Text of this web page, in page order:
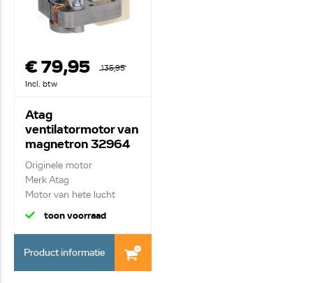
€ 79,95
135,95
Incl. btw
Atag
ventilatormotor van
magnetron 32964
88044195
Originele motor
Merk Atag
Motor van hete lucht
element - l...
toon voorraad
Product informatie